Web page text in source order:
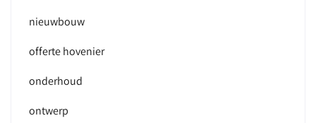
nieuwbouw
offerte hovenier
onderhoud
ontwerp